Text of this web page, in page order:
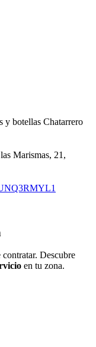
y botellas Chatarrero
Marismas, 21,
contratar. Descubre
en tu zona.